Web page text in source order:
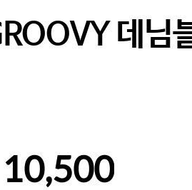
데님
10,500